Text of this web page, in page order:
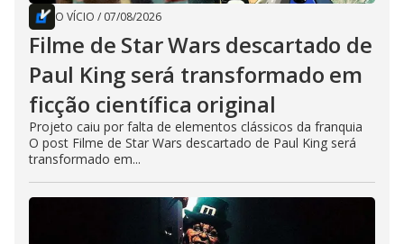
O VÍCIO / 07/08/2026
Filme de Star Wars descartado de
Paul King será transformado em
ficção científica original
Projeto caiu por falta de elementos clássicos da franquia
O post Filme de Star Wars descartado de Paul King será
transformado em...